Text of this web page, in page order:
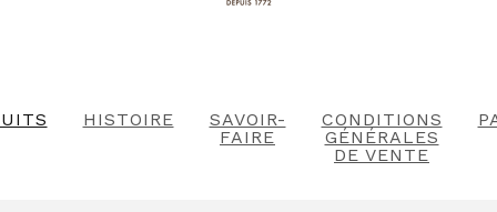
HISTOIRE
SAVOIR-
FAIRE
CONDITIONS
GÉNÉRALES
DE VENTE